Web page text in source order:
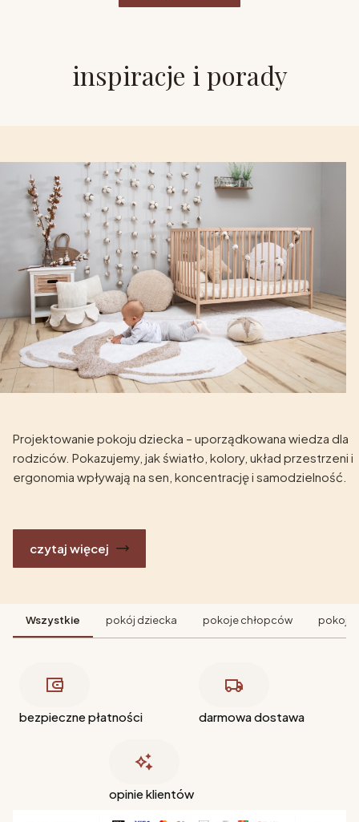
inspiracje i porady
Projektowanie pokoju dziecka – uporządkowana wiedza dla
rodziców. Pokazujemy, jak światło, kolory, układ przestrzeni i
ergonomia wpływają na sen, koncentrację i samodzielność.
czytaj więcej
Wszystkie pokój dziecka pokoje chłopców pokoje
bezpieczne płatności darmowa dostawa
opinie klientów